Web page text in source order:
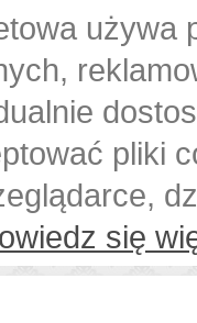
używa
pliki
się